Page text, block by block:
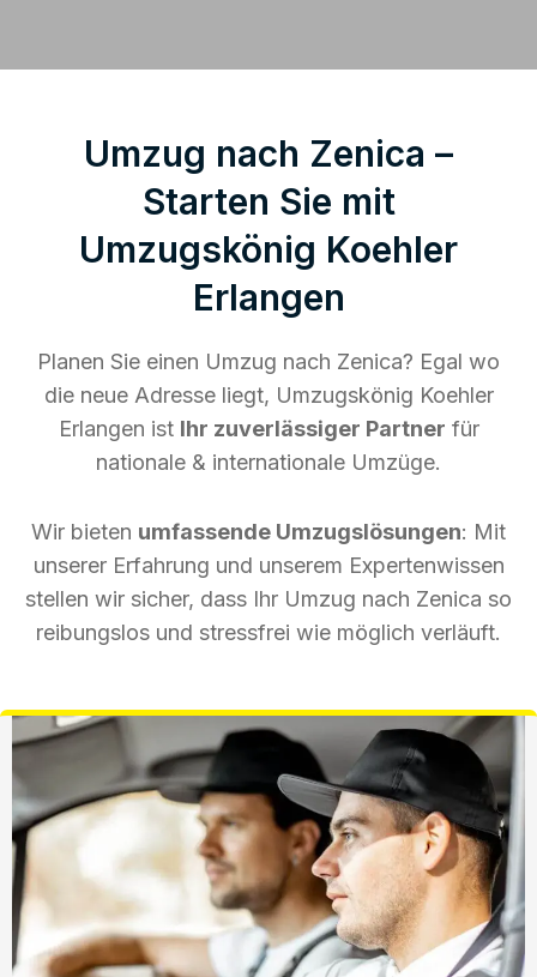
Umzug nach Zenica –
Starten Sie mit
Umzugskönig Koehler
Erlangen
Planen Sie einen Umzug nach Zenica? Egal wo
die neue Adresse liegt, Umzugskönig Koehler
Erlangen ist Ihr zuverlässiger Partner für
nationale & internationale Umzüge.
Wir bieten umfassende Umzugslösungen: Mit
unserer Erfahrung und unserem Expertenwissen
stellen wir sicher, dass Ihr Umzug nach Zenica so
reibungslos und stressfrei wie möglich verläuft.